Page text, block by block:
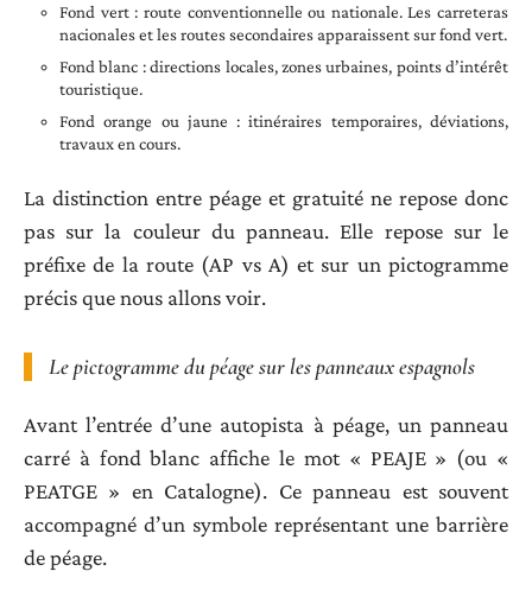
Fond vert : route conventionnelle ou nationale. Les carreteras
nacionales et les routes secondaires apparaissent sur fond vert.
Fond blanc : directions locales, zones urbaines, points d’intérêt
touristique.
Fond orange ou jaune : itinéraires temporaires, déviations,
travaux en cours.
La distinction entre péage et gratuité ne repose donc
pas sur la couleur du panneau. Elle repose sur le
préfixe de la route (AP vs A) et sur un pictogramme
précis que nous allons voir.
Le pictogramme du péage sur les panneaux espagnols
Avant l’entrée d’une autopista à péage, un panneau
carré à fond blanc affiche le mot « PEAJE » (ou «
PEATGE » en Catalogne). Ce panneau est souvent
accompagné d’un symbole représentant une barrière
de péage.